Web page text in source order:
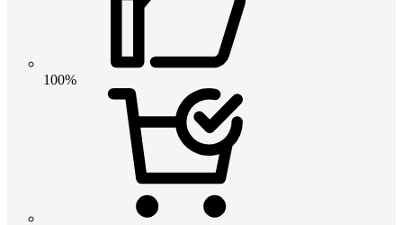
100%